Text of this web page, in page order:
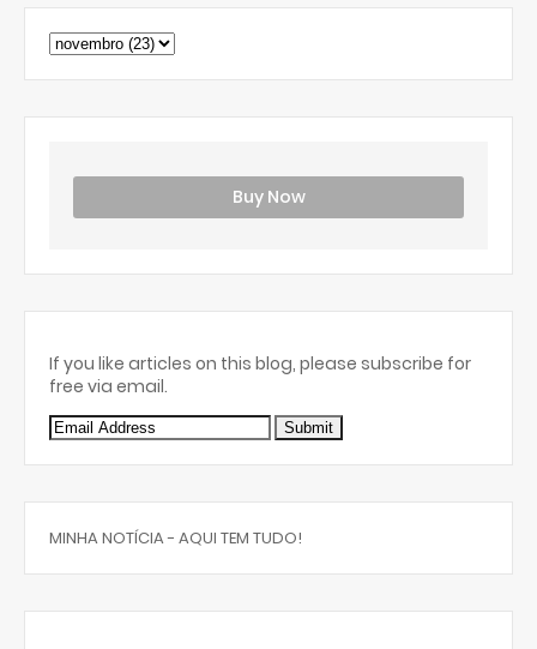
Buy Now
If you like articles on this blog, please subscribe for
free via email.
MINHA NOTÍCIA - AQUI TEM TUDO!